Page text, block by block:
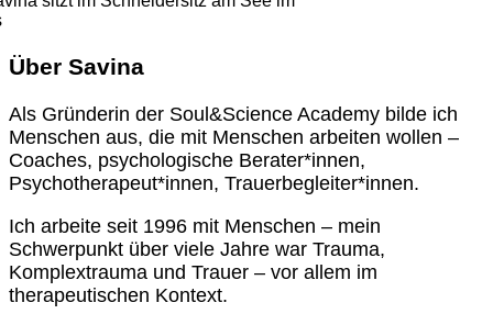
Über Savina
Als Gründerin der Soul&Science Academy bilde ich
Menschen aus, die mit Menschen arbeiten wollen –
Coaches, psychologische Berater*innen,
Psychotherapeut*innen, Trauerbegleiter*innen.
Ich arbeite seit 1996 mit Menschen – mein
Schwerpunkt über viele Jahre war Trauma,
Komplextrauma und Trauer – vor allem im
therapeutischen Kontext.